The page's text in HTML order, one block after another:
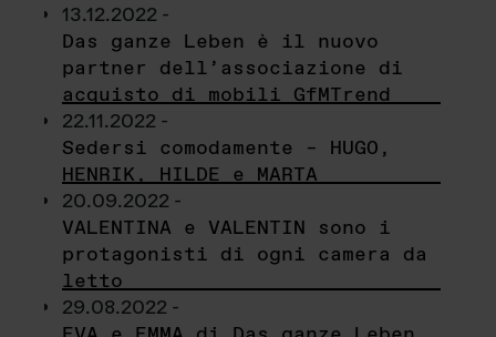
13.12.2022 -
Das ganze Leben è il nuovo
partner dell’associazione di
acquisto di mobili GfMTrend
22.11.2022 -
Sedersi comodamente – HUGO,
HENRIK, HILDE e MARTA
20.09.2022 -
VALENTINA e VALENTIN sono i
protagonisti di ogni camera da
letto
29.08.2022 -